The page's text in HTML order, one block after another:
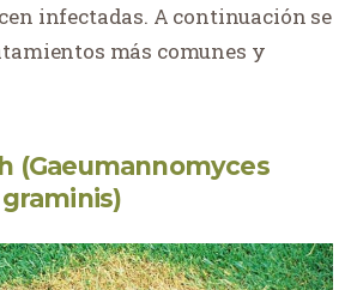
infectadas. A continuación se
más comunes y
(Gaeumannomyces